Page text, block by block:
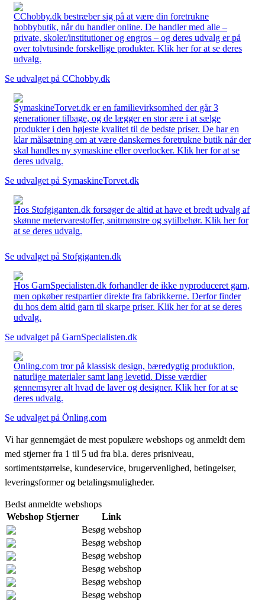
CChobby.dk bestræber sig på at være din foretrukne
hobbybutik, når du handler online. De handler med alle –
private, skoler/institutioner og engros – og deres udvalg er på
over tolvtusinde forskellige produkter. Klik her for at se deres
udvalg.
Se udvalget på CChobby.dk
SymaskineTorvet.dk er en familievirksomhed der går 3
generationer tilbage, og de lægger en stor ære i at sælge
produkter i den højeste kvalitet til de bedste priser. De har en
klar målsætning om at være danskernes foretrukne butik når der
skal handles ny symaskine eller overlocker. Klik her for at se
deres udvalg.
Se udvalget på SymaskineTorvet.dk
Hos Stofgiganten.dk forsøger de altid at have et bredt udvalg af
skønne metervarestoffer, snitmønstre og sytilbehør. Klik her for
at se deres udvalg.
Se udvalget på Stofgiganten.dk
Hos GarnSpecialisten.dk forhandler de ikke nyproduceret garn,
men opkøber restpartier direkte fra fabrikkerne. Derfor finder
du hos dem altid garn til skarpe priser. Klik her for at se deres
udvalg.
Se udvalget på GarnSpecialisten.dk
Önling.com tror på klassisk design, bæredygtig produktion,
naturlige materialer samt lang levetid. Disse værdier
gennemsyrer alt hvad de laver og designer. Klik her for at se
deres udvalg.
Se udvalget på Önling.com
Vi har gennemgået de mest populære webshops og anmeldt dem
med stjerner fra 1 til 5 ud fra bl.a. deres prisniveau,
sortimentstørrelse, kundeservice, brugervenlighed, betingelser,
leveringsformer og betalingsmuligheder.
Bedst anmeldte webshops
Webshop Stjerner
Link
Besøg webshop
Besøg webshop
Besøg webshop
Besøg webshop
Besøg webshop
Besøg webshop